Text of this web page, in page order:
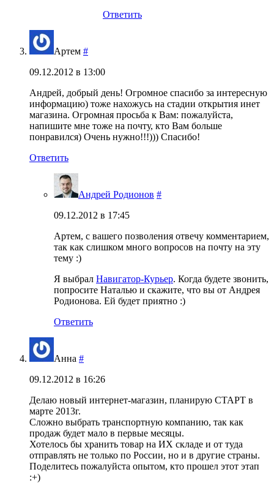
Ответить
Артем #
09.12.2012 в 13:00
Андрей, добрый день! Огромное спасибо за интересную
информацию) тоже нахожусь на стадии открытия инет
магазина. Огромная просьба к Вам: пожалуйста,
напишите мне тоже на почту, кто Вам больше
понравился) Очень нужно!!!))) Спасибо!
Ответить
Андрей Родионов #
09.12.2012 в 17:45
Артем, с вашего позволения отвечу комментарием,
так как слишком много вопросов на почту на эту
тему :)
Я выбрал Навигатор-Курьер. Когда будете звонить,
попросите Наталью и скажите, что вы от Андрея
Родионова. Ей будет приятно :)
Ответить
Анна #
09.12.2012 в 16:26
Делаю новый интернет-магазин, планирую СТАРТ в
марте 2013г.
Сложно выбрать транспортную компанию, так как
продаж будет мало в первые месяцы.
Хотелось бы хранить товар на ИХ складе и от туда
отправлять не только по России, но и в другие страны.
Поделитесь пожалуйста опытом, кто прошел этот этап
:+)